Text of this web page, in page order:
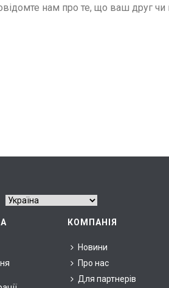
нам про те, що ваш друг чи
КОМПАНІЯ
Новини
Про нас
Для партнерів